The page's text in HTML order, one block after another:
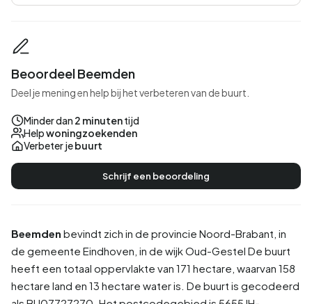
Beemden bevindt zich in de provincie Noord-Brabant , in
de gemeente Eindhoven , in de wijkOud-Gestel De buurt
heeft een totaal oppervlakte van 171 hectare, waarvan 158
hectare land en 13 hectare water is. De buurt is gecodeerd
Beoordeel Beemden
Deel je mening en help bij het verbeteren van de buurt.
Minder dan 2 minutentijd
Helpwoningzoekenden
Verbeter jebuurt
Schrijf een beoordeling